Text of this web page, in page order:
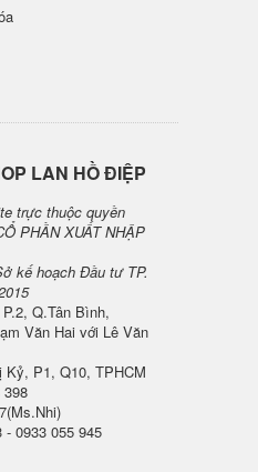
LAN HỒ ĐIỆP
trực thuộc quyền
PHẦN XUẤT NHẬP
kế hoạch Đầu tư TP.
Q.Tân Bình,
Văn Hai với Lê Văn
Kỷ, P1, Q10, TPHCM
398
- 0933 055 945